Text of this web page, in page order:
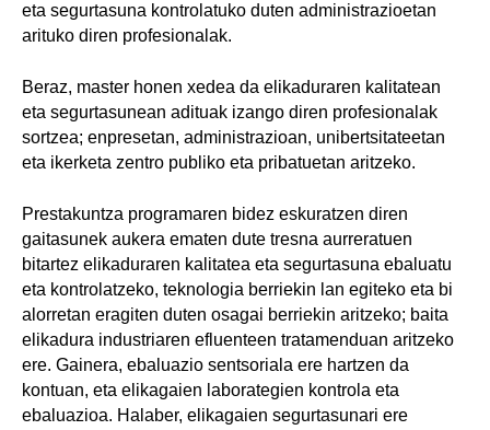
eta segurtasuna kontrolatuko duten administrazioetan
arituko diren profesionalak.
Beraz, master honen xedea da elikaduraren kalitatean
eta segurtasunean adituak izango diren profesionalak
sortzea; enpresetan, administrazioan, unibertsitateetan
eta ikerketa zentro publiko eta pribatuetan aritzeko.
Prestakuntza programaren bidez eskuratzen diren
gaitasunek aukera ematen dute tresna aurreratuen
bitartez elikaduraren kalitatea eta segurtasuna ebaluatu
eta kontrolatzeko, teknologia berriekin lan egiteko eta bi
alorretan eragiten duten osagai berriekin aritzeko; baita
elikadura industriaren efluenteen tratamenduan aritzeko
ere. Gainera, ebaluazio sentsoriala ere hartzen da
kontuan, eta elikagaien laborategien kontrola eta
ebaluazioa. Halaber, elikagaien segurtasunari ere